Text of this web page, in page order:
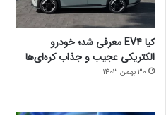
کیا EV4 معرفی شد؛ خودرو
الکتریکی عجیب و جذاب کره‌ای‌ها
30 بهمن 1403